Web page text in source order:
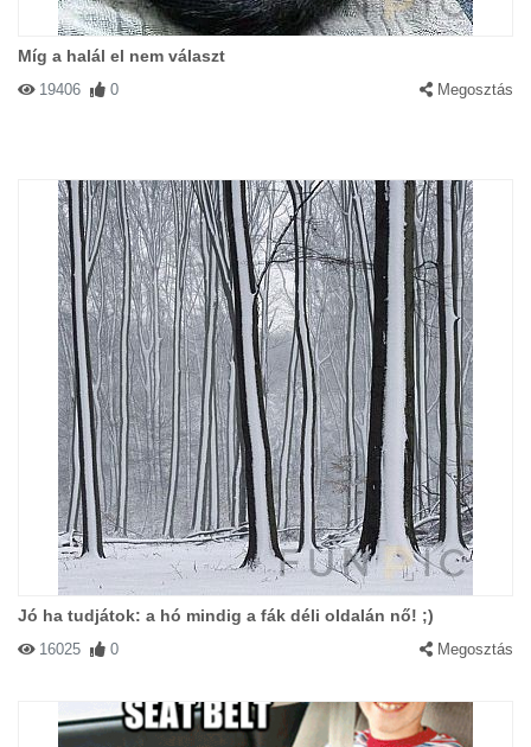
Míg a halál el nem választ
19406 0 Megosztás
Jó ha tudjátok: a hó mindig a fák déli oldalán nő! ;)
16025 0 Megosztás